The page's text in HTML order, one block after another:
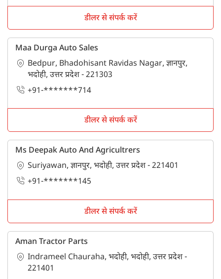
डीलर से संपर्क करें
Maa Durga Auto Sales
Bedpur, Bhadohisant Ravidas Nagar, ज्ञानपुर,
भदोही, उत्तर प्रदेश - 221303
+91-*******714
डीलर से संपर्क करें
Ms Deepak Auto And Agricultrers
Suriyawan, ज्ञानपुर, भदोही, उत्तर प्रदेश - 221401
+91-*******145
डीलर से संपर्क करें
Aman Tractor Parts
Indrameel Chauraha, भदोही, भदोही, उत्तर प्रदेश -
221401